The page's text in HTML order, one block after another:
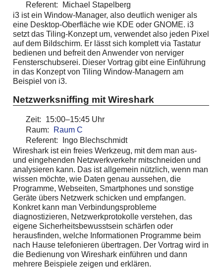
Referent:
Michael Stapelberg
i3 ist ein Window-Manager, also deutlich weniger als
eine Desktop-Oberfläche wie KDE oder GNOME. i3
setzt das Tiling-Konzept um, verwendet also jeden Pixel
auf dem Bildschirm. Er lässt sich komplett via Tastatur
bedienen und befreit den Anwender von nerviger
Fensterschubserei. Dieser Vortrag gibt eine Einführung
in das Konzept von Tiling Window-Managern am
Beispiel von i3.
Netzwerksniffing mit Wireshark
Zeit:
15:00–15:45 Uhr
Raum:
Raum C
Referent:
Ingo Blechschmidt
Wireshark ist ein freies Werkzeug, mit dem man aus-
und eingehenden Netzwerkverkehr mitschneiden und
analysieren kann. Das ist allgemein nützlich, wenn man
wissen möchte, wie Daten genau aussehen, die
Programme, Webseiten, Smartphones und sonstige
Geräte übers Netzwerk schicken und empfangen.
Konkret kann man Verbindungsprobleme
diagnostizieren, Netzwerkprotokolle verstehen, das
eigene Sicherheitsbewusstsein schärfen oder
herausfinden, welche Informationen Programme beim
nach Hause telefonieren übertragen. Der Vortrag wird in
die Bedienung von Wireshark einführen und dann
mehrere Beispiele zeigen und erklären.